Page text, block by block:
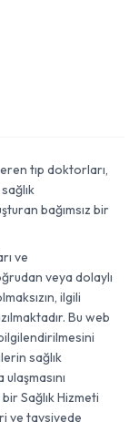
tıp doktorları,
bağımsız bir
ve
veya dolaylı
ilgili
Bu web
sağlık
Sağlık Hizmeti
ve tavsiyede